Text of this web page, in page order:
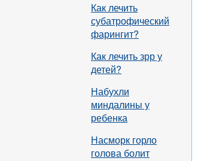
Как лечить
субатрофический
фарингит?
Как лечить зрр у
детей?
Набухли
миндалины у
ребенка
Насморк горло
голова болит